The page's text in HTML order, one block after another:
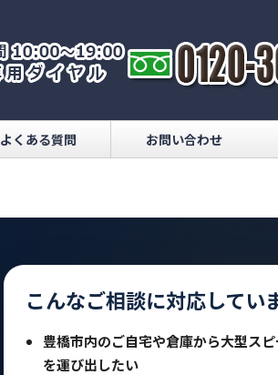
よくある質問 お問い合わせ
こんなご相談に対応してい
豊橋市内のご自宅や倉庫から大型ス
を運び出したい